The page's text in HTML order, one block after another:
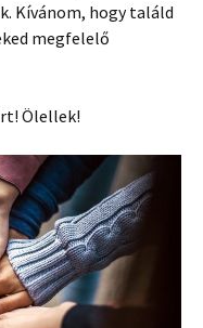
Kívánom, hogy találd
megfelelő
Ölellek!